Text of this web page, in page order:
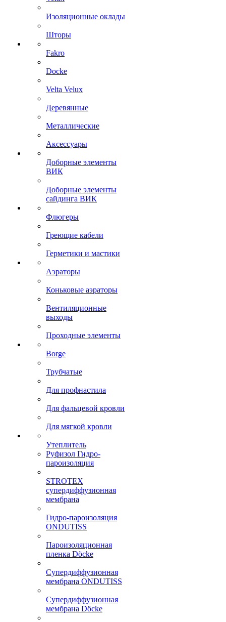
Изоляционные оклады
Шторы
Fakro
Docke
Velta Velux
Деревянные
Металлические
Аксессуары
Доборные элементы
ВИК
Доборные элементы
сайдинга ВИК
Флюгеры
Греющие кабели
Герметики и мастики
Аэраторы
Коньковые аэраторы
Вентиляционные
выходы
Проходные элементы
Borge
Трубчатые
Для профнастила
Для фальцевой кровли
Для мягкой кровли
Утеплитель
Руфизол Гидро-
пароизоляция
STROTEX
супердиффузионная
мембрана
Гидро-пароизоляция
ONDUTISS
Пароизоляционная
пленка Döcke
Супердиффузионная
мембрана ONDUTISS
Супердиффузионная
мембрана Döcke